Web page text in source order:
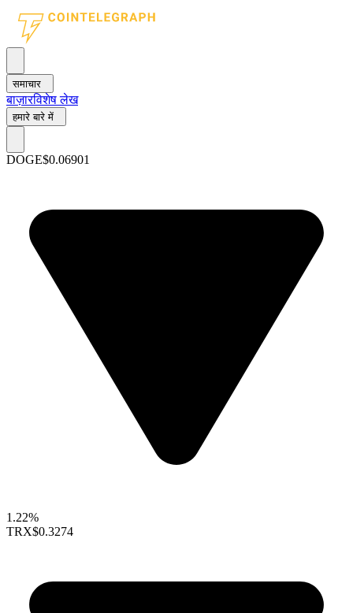
समाचार
बाज़ारविशेष लेख
हमारे बारे में
DOGE$0.06901
1.22%
TRX$0.3274